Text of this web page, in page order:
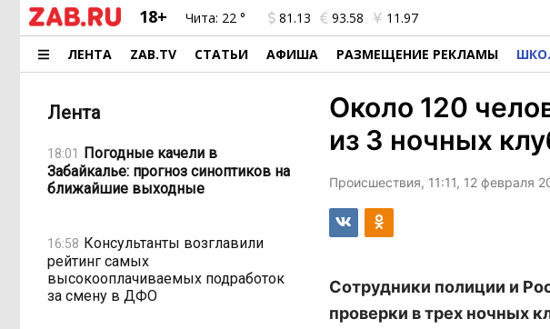
18+ Чита: 22 ° 81.13 93.58 11.97
ЛЕНТА ZAB.TV СТАТЬИ АФИША РАЗМЕЩЕНИЕ РЕКЛАМЫ
Лента
18:01 Погодные качели в
Забайкалье: прогноз синоптиков на
ближайшие выходные
16:58 Консультанты возглавили
рейтинг самых
высокооплачиваемых подработок
за смену в ДФО
Около 120
из 3 ночных
Происшествия, 11:11, 12 февраля
Сотрудники полиции и
проверки в трех ночных